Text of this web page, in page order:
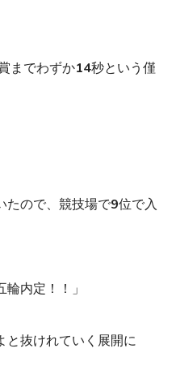
までわずか14秒という僅
たので、競技場で9位で入
内定！！」
と抜けれていく展開に